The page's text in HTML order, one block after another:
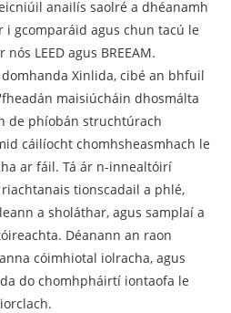
anailís saolré a dhéanamh
gcomparáid agus chun tacú le
LEED agus BREEAM.
Xinlida, cibé an bhfuil
maisiúcháin dhosmálta
de phíobán struchtúrach
cáilíocht chomhsheasmhach le
ar fáil. Tá ár n-innealtóirí
tionscadail a phlé,
a sholáthar, agus samplaí a
Déanann an raon
cóimhiotal iolracha, agus
do chomhpháirtí iontaofa le